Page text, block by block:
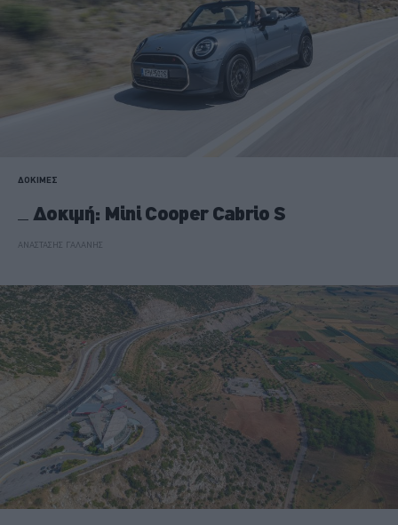
ΔΟΚΙΜΕΣ
Δοκιμή: Mini Cooper Cabrio S
ΑΝΑΣΤΑΣΗΣ ΓΑΛΑΝΗΣ